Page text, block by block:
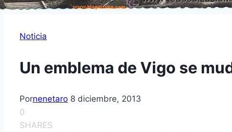
Noticia
Un emblema de Vigo se
Pornenetaro 8 diciembre, 2013
0
SHARES